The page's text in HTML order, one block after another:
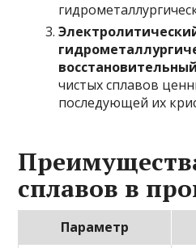
чистых сплавов
последующей их
сплавов в
Параметр